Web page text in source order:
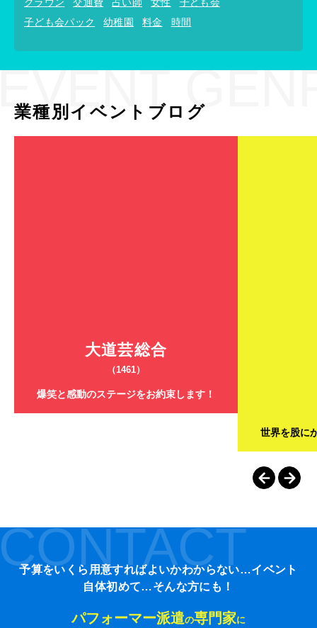
子ども会パック
幼稚園 料金 時間
業種別イベントブログ
大道芸総合
（1461）
爆笑と感動のステージをお約束します！
世界を股に
予算をいくら用意すればよいかわからない…イベント
自体初めて…そんな方にも！
パフォーマー派遣の専門家に